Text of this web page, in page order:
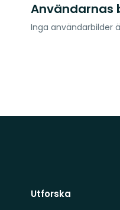
Användarnas
Inga användarbilder
Utforska